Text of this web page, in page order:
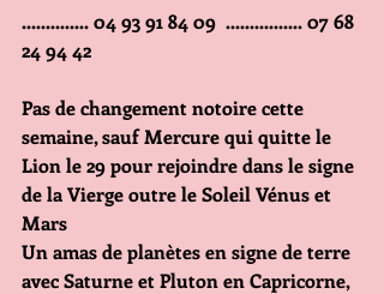
.............. 04 93 91 84 09  ................ 07 68
24 94 42
Pas de changement notoire cette
semaine, sauf Mercure qui quitte le
Lion le 29 pour rejoindre dans le signe
de la Vierge outre le Soleil Vénus et
Mars
Un amas de planètes en signe de terre
avec Saturne et Pluton en Capricorne,